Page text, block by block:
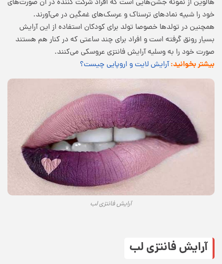
هالوین از نمونه‌ جشن‌هایی است که افراد شرکت کننده در آن صورت‌های
خود را شبیه نمادهای ترسناک و عرسک‌های غمگین در می‌آورند.
همچنین در تولدها خصوصا تولد برای کودکان استفاده از این آرایش
بسیار رونق گرفته است و افراد برای چند ساعتی که در کنار هم هستند
صورت خود را به وسلیه آرایش فانتزی عروسکی می‌کنند.
بیشتر بخوانید:آرایش لایت و اروپایی چیست؟
آرایش فانتزی لب
آرایش فانتزی لب